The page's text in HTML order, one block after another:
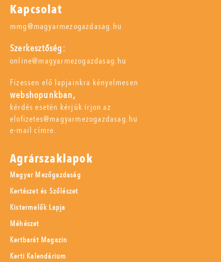
Kapcsolat
mmg@magyarmezogazdasag.hu
Szerkesztőség:
online@magyarmezogazdasag.hu
Fizessen elő lapjainkra kényelmesen
webshopunkban,
kérdés esetén kérjük írjon az
elofizetes@magyarmezogazdasag.hu
e-mail címre.
Agrárszaklapok
Magyar Mezőgazdaság
Kertészet és Szőlészet
Kistermelők Lapja
Méhészet
Kertbarát Magazin
Kerti Kalendárium